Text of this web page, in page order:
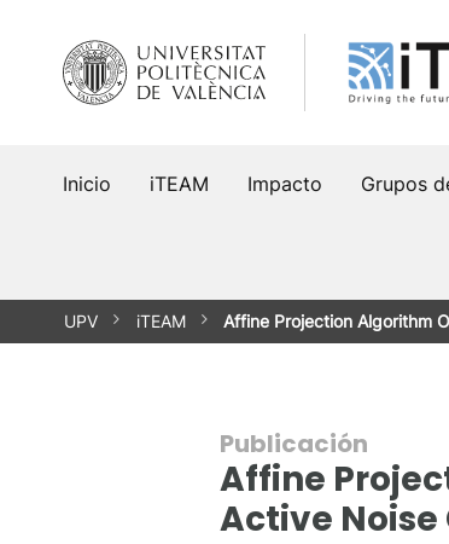
contenido
Inicio iTEAM Impacto Grupos
UPV iTEAM Affine Projection Algorithm
Publicación
Affine
Active